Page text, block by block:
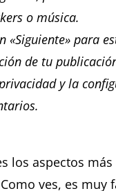
o música.
«Siguiente» para
de tu
y la
los aspectos
ves, es muy